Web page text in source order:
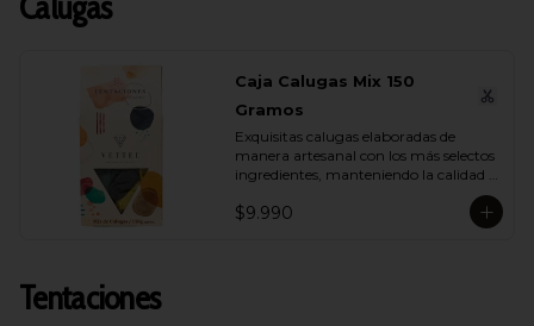
Caja Calugas Mix 150
Gramos
Exquisitas calugas elaboradas de
manera artesanal con los más selectos
ingredientes, manteniendo la calidad
propia de Vettel. Encuéntralas en sus
distintas variedades para que
$9.990
Tentaciones